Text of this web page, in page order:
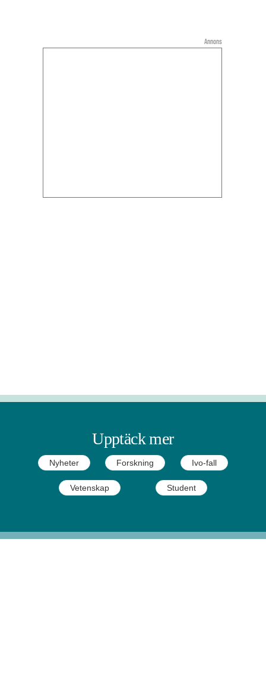
Upptäck mer
Nyheter Forskning Ivo-fall
Vetenskap Student
Annons